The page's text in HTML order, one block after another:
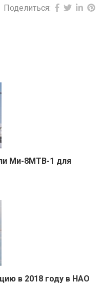
Поделиться:
Ми-8МТВ-1 для
в 2018 году в НАО